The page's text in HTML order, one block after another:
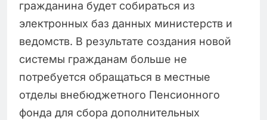
гражданина будет собираться из
электронных баз данных министерств и
ведомств. В результате создания новой
системы гражданам больше не
потребуется обращаться в местные
отделы внебюджетного Пенсионного
фонда для сбора дополнительных